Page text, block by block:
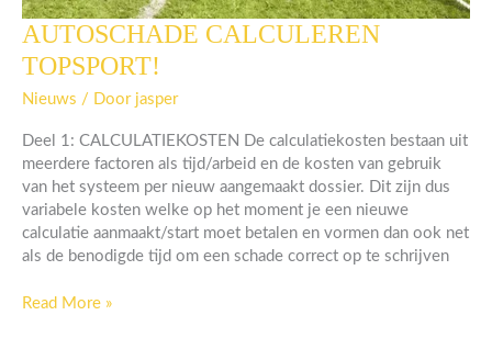
AUTOSCHADE CALCULEREN
TOPSPORT!
Nieuws / Door jasper
Deel 1: CALCULATIEKOSTEN De calculatiekosten bestaan uit
meerdere factoren als tijd/arbeid en de kosten van gebruik
van het systeem per nieuw aangemaakt dossier. Dit zijn dus
variabele kosten welke op het moment je een nieuwe
calculatie aanmaakt/start moet betalen en vormen dan ook net
als de benodigde tijd om een schade correct op te schrijven
AUTOSCHADE
TOPSPORT!
Read More »